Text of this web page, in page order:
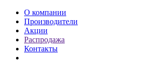
О компании
Производители
Акции
Распродажа
Контакты